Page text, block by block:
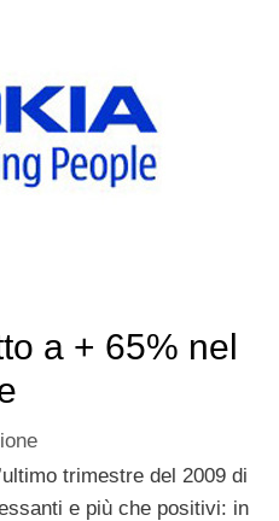
a + 65% nel
trimestre del 2009 di
e più che positivi: in